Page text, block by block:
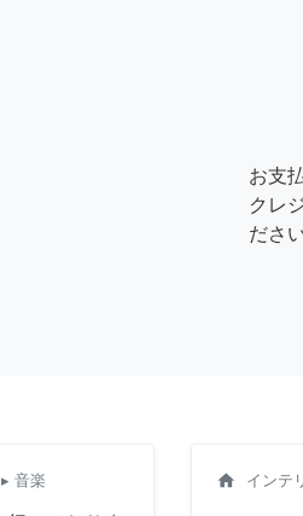
お支
クレ
ださい
▸ 音楽 home インテ